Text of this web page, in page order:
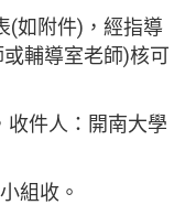
(如附件)，經指導
輔導室老師)核可
收件人：開南大學
組收。